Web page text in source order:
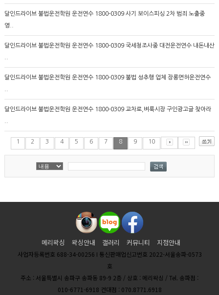
달인드라이브 불법운전학원 운전연수 1800-0309 사기 보이스피싱 2차 범죄 노출중
영..
달인드라이브 불법운전학원 운전연수 1800-0309 국세청조사중 대전운전연수 내돈내산
달인드라이브 불법운전학원 운전연수 1800-0309 불법 성추행 업체 장롱면허운전연수
달인드라이브 불법운전학원 운전연수 1800-0309 교차로,벼룩시장 구인광고글 찾아라
1 2 3 4 5 6 7 8 9 10
메리왁싱 왁싱안내 갤러리 커뮤니티 지점안내
사업자등록번호 688-34-00256 I 통신판매업신고번호 2022-서울송파-0573
호
주소 : 서울특별시 송파구 송파동 89-9 2층 / 상호 : 메리왁싱 / Tel. 송파점 :
010-6771-6918 건대점 : 070.8771.6918